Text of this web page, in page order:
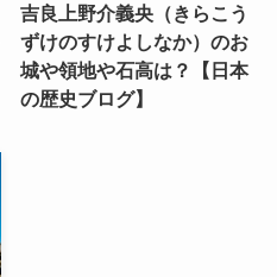
吉良上野介義央（きらこう
ずけのすけよしなか）のお
城や領地や石高は？【日本
の歴史ブログ】